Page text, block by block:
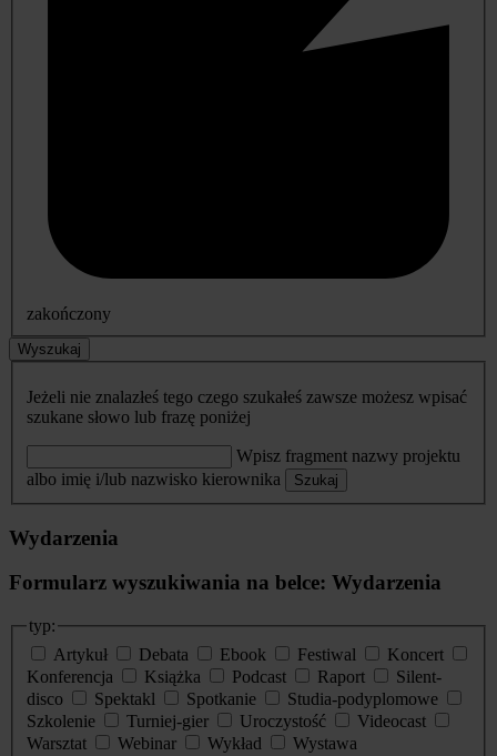
zakończony
Wyszukaj
Jeżeli nie znalazłeś tego czego szukałeś zawsze możesz wpisać
szukane słowo lub frazę poniżej
Wpisz fragment nazwy projektu
albo imię i/lub nazwisko kierownika
Szukaj
Wydarzenia
Formularz wyszukiwania na belce: Wydarzenia
typ:
Artykuł
Debata Ebook Festiwal
Koncert
Konferencja
Książka Podcast Raport
Silent-
disco
Spektakl Spotkanie
Studia-podyplomowe
Szkolenie
Turniej-gier Uroczystość
Videocast
Warsztat
Webinar Wykład
Wystawa